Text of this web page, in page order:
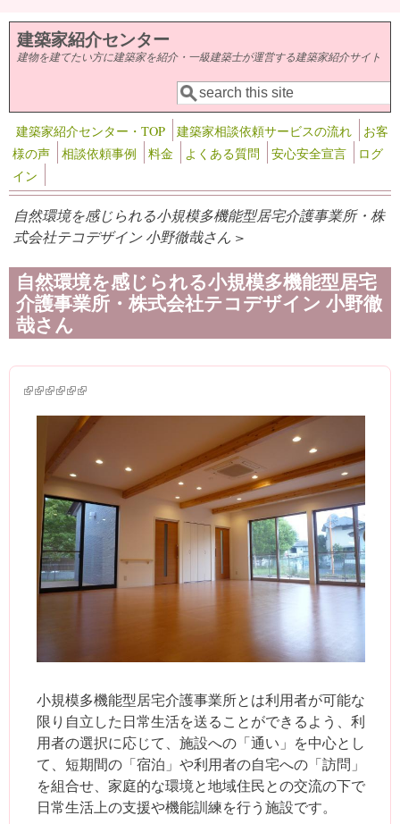
メインコンテンツに移動
建築家紹介センター
建物を建てたい方に建築家を紹介・一級建築士が運営する建築家紹介サイト
検索フォーム
検索
建築家紹介センター・TOP 建築家相談依頼サービスの流れ
お客
様の声
相談依頼事例 料金 よくある質問 安心安全宣言
ログ
イン
自然環境を感じられる小規模多機能型居宅介護事業所・株
式会社テコデザイン 小野徹哉さん >
自然環境を感じられる小規模多機能型居宅
介護事業所・株式会社テコデザイン 小野徹
哉さん
(link is external)
(link is external)
(link is external)
(link is external)
(link is external)
(link is external)
小規模多機能型居宅介護事業所とは利用者が可能な
限り自立した日常生活を送ることができるよう、利
用者の選択に応じて、施設への「通い」を中心とし
て、短期間の「宿泊」や利用者の自宅への「訪問」
を組合せ、家庭的な環境と地域住民との交流の下で
日常生活上の支援や機能訓練を行う施設です。